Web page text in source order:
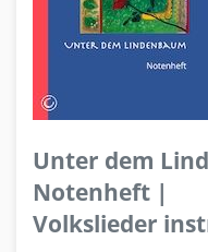
Unter dem
Notenheft |
Volkslieder